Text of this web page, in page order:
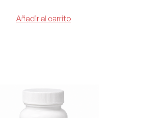
Añadir al carrito